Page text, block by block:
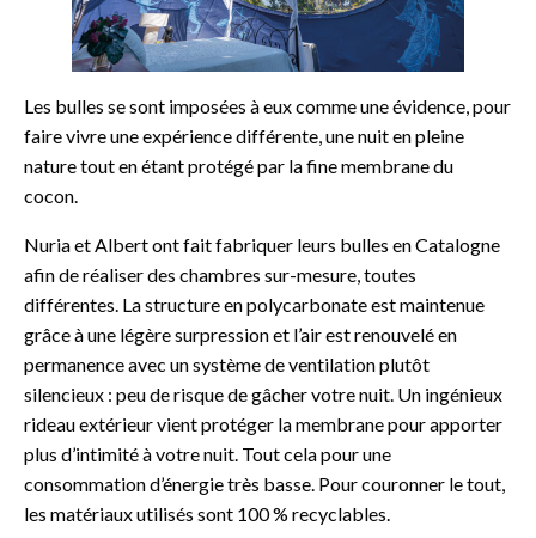
Les bulles se sont imposées à eux comme une évidence, pour
faire vivre une expérience différente, une nuit en pleine
nature tout en étant protégé par la fine membrane du
cocon.
Nuria et Albert ont fait fabriquer leurs bulles en Catalogne
afin de réaliser des chambres sur-mesure, toutes
différentes. La structure en polycarbonate est maintenue
grâce à une légère surpression et l’air est renouvelé en
permanence avec un système de ventilation plutôt
silencieux : peu de risque de gâcher votre nuit. Un ingénieux
rideau extérieur vient protéger la membrane pour apporter
plus d’intimité à votre nuit. Tout cela pour une
consommation d’énergie très basse. Pour couronner le tout,
les matériaux utilisés sont 100 % recyclables.